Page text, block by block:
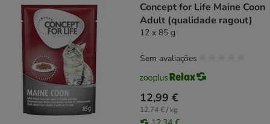
Concept for Life Maine Coon
Adult (qualidade ragout)
12 x 85 g
12,99 €
12,74 € / kg
Sem avaliações